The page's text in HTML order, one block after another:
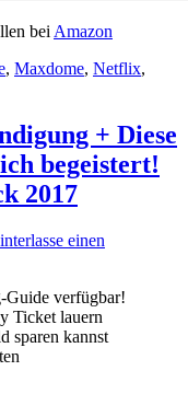
bei Amazon
, Maxdome, Netflix,
+ Diese
begeistert!
2017
einen
Guide verfügbar!
Ticket lauern
sparen kannst